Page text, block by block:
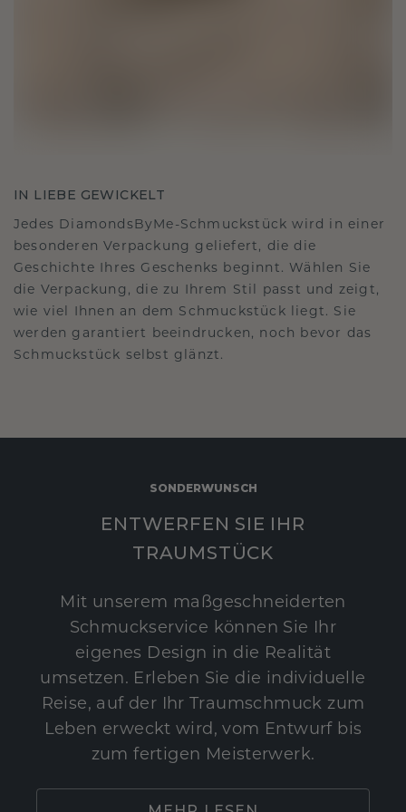
IN LIEBE GEWICKELT
Jedes DiamondsByMe-Schmuckstück wird in einer
besonderen Verpackung geliefert, die die
Geschichte Ihres Geschenks beginnt. Wählen Sie
die Verpackung, die zu Ihrem Stil passt und zeigt,
wie viel Ihnen an dem Schmuckstück liegt. Sie
werden garantiert beeindrucken, noch bevor das
Schmuckstück selbst glänzt.
SONDERWUNSCH
ENTWERFEN SIE IHR
TRAUMSTÜCK
Mit unserem maßgeschneiderten
Schmuckservice können Sie Ihr
eigenes Design in die Realität
umsetzen. Erleben Sie die individuelle
Reise, auf der Ihr Traumschmuck zum
Leben erweckt wird, vom Entwurf bis
zum fertigen Meisterwerk.